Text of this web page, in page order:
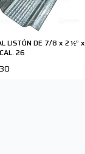
LISTÓN DE 7/8 x 2 ½” x
26